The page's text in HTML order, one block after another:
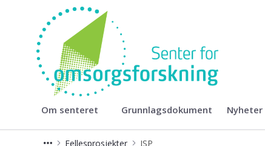
Senter for omsorgsforskning
Om senteret Grunnlagsdokument Nyheter
Fellesprosjekter ISP